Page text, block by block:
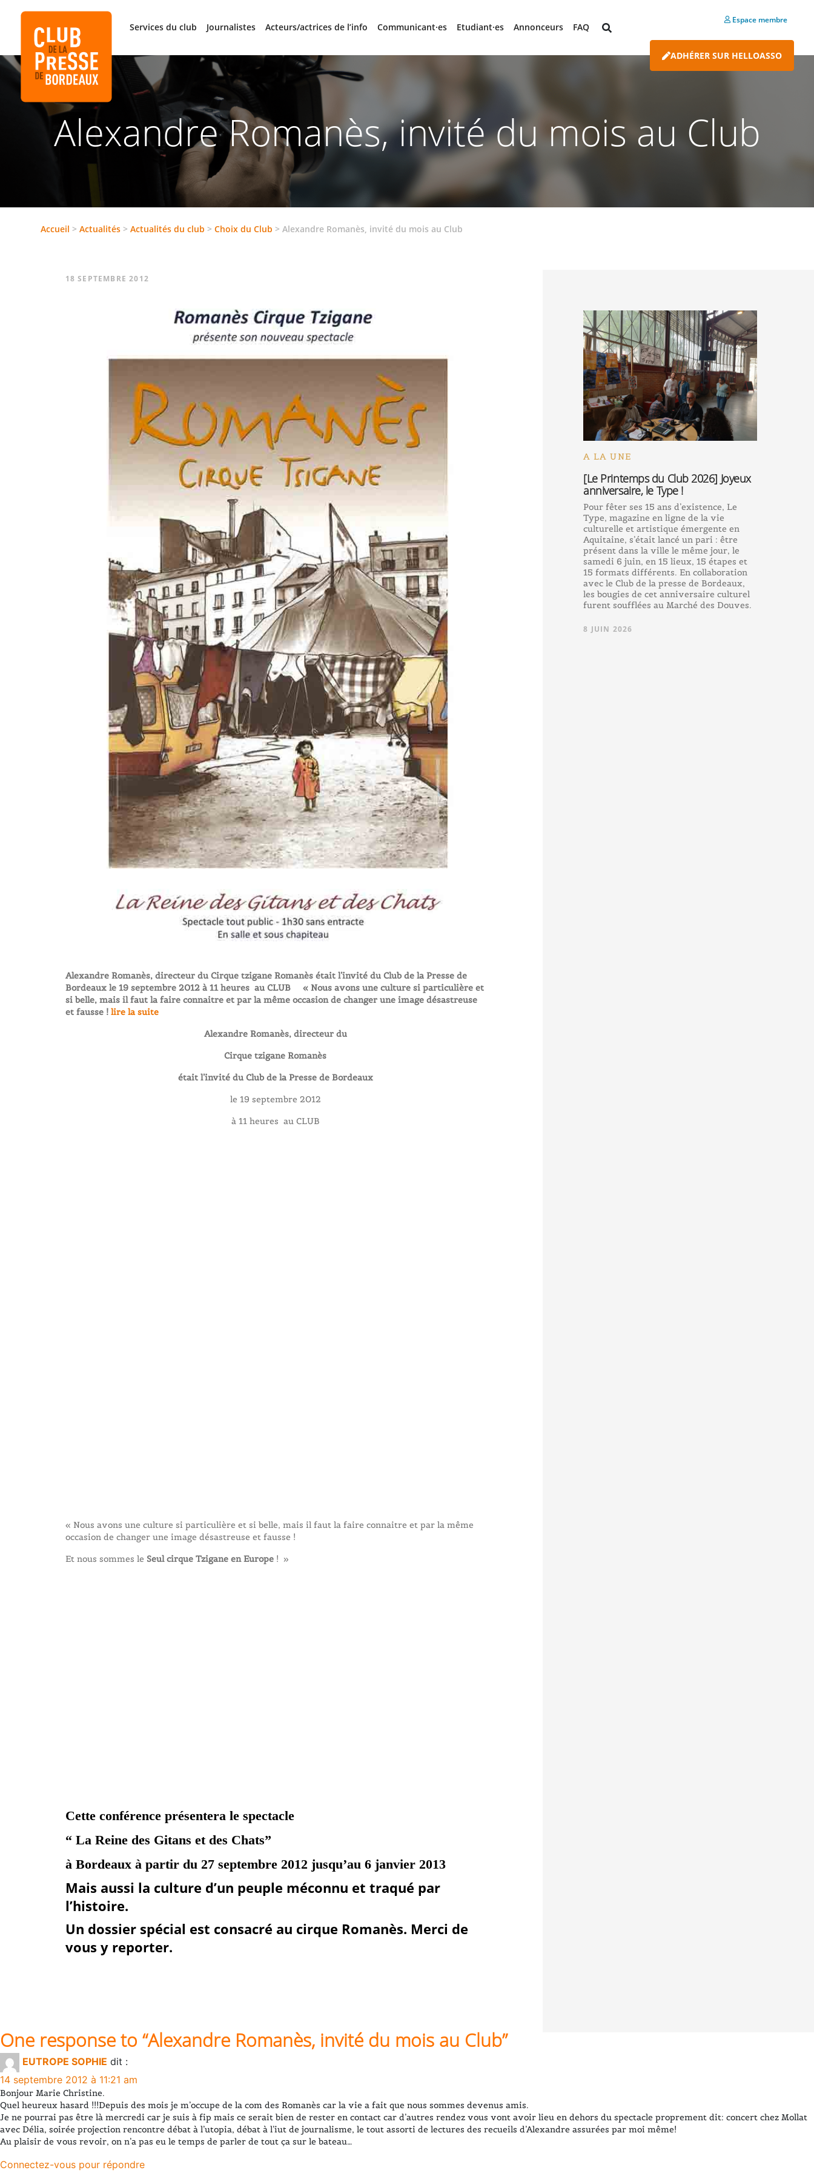
Services du club Journalistes Acteurs/actrices de l’info Communicant·es Etudiant·es Annonceurs FAQ
Espace membre
ADHÉRER SUR HELLOASSO
Alexandre Romanès, invité du mois au Club
Accueil >Actualités >Actualités du club >Choix du Club >Alexandre Romanès, invité du mois au Club
18 SEPTEMBRE 2012
Alexandre Romanès, directeur du Cirque tzigane Romanès était l’invité du Club de la Presse de
Bordeaux le 19 septembre 2012 à 11 heures au CLUB « Nous avons une culture si particulière et
si belle, mais il faut la faire connaitre et par la même occasion de changer une image désastreuse
et fausse !lire la suite
Alexandre Romanès, directeur du
Cirque tzigane Romanès
était l’invité du Club de la Presse de Bordeaux
le 19 septembre 2012
à 11 heures au CLUB
« Nous avons une culture si particulière et si belle, mais il faut la faire connaitre et par la même
occasion de changer une image désastreuse et fausse !
Et nous sommes le Seul cirque Tzigane en Europe! »
Cette conférence présentera le spectacle
“ La Reine des Gitans et des Chats”
à Bordeaux à partir du27 septembre 2012 jusqu’au 6 janvier 2013
Mais aussi la culture d’un peuple méconnu et traqué par
l’histoire.
Un dossier spécial est consacré au cirque Romanès. Merci de
vous y reporter.
A LA UNE
[Le Printemps du Club 2026] Joyeux
anniversaire, le Type !
Pour fêter ses 15 ans d’existence, Le
Type, magazine en ligne de la vie
culturelle et artistique émergente en
Aquitaine, s’était lancé un pari : être
présent dans la ville le même jour, le
samedi 6 juin, en 15 lieux, 15 étapes et
15 formats différents. En collaboration
avec le Club de la presse de Bordeaux,
les bougies de cet anniversaire culturel
furent soufflées au Marché des Douves.
8 JUIN 2026
One response to “Alexandre Romanès, invité du mois au Club”
EUTROPE SOPHIE dit :
14 septembre 2012 à 11:21 am
Bonjour Marie Christine.
Quel heureux hasard !!!Depuis des mois je m’occupe de la com des Romanès car la vie a fait que nous sommes devenus amis.
Je ne pourrai pas être là mercredi car je suis à fip mais ce serait bien de rester en contact car d’autres rendez vous vont avoir lieu en dehors du spectacle proprement dit: concert chez Mollat
avec Délia, soirée projection rencontre débat à l’utopia, débat à l’iut de journalisme, le tout assorti de lectures des recueils d’Alexandre assurées par moi même!
Au plaisir de vous revoir, on n’a pas eu le temps de parler de tout ça sur le bateau…
Connectez-vous pour répondre